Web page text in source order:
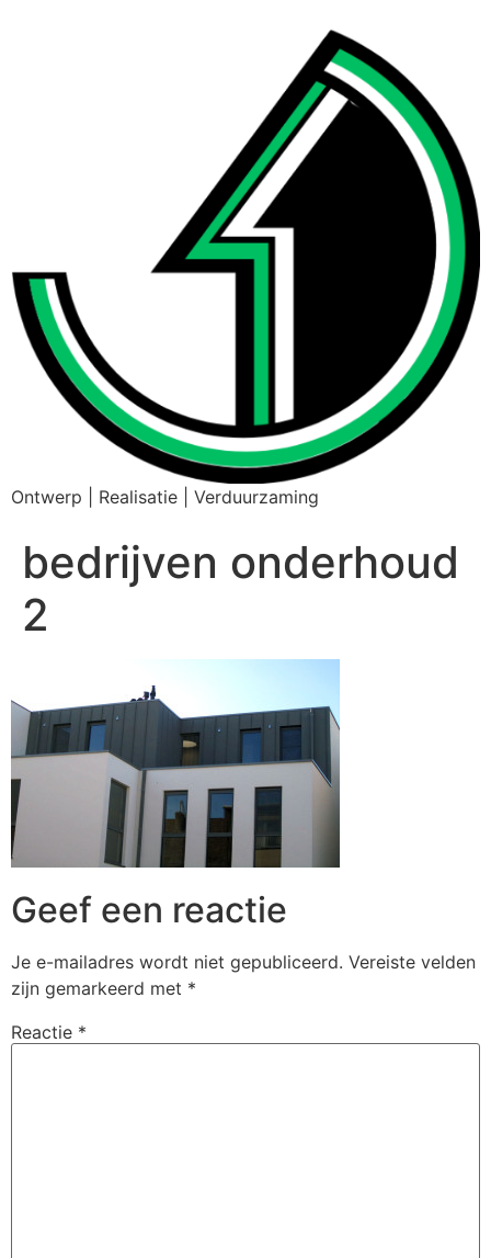
Ontwerp | Realisatie | Verduurzaming
bedrijven onderhoud
2
Geef een reactie
Je e-mailadres wordt niet gepubliceerd. Vereiste velden
zijn gemarkeerd met *
Reactie *